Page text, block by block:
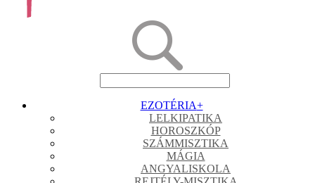
EZOTÉRIA+
LELKIPATIKA
HOROSZKÓP
SZÁMMISZTIKA
MÁGIA
ANGYALISKOLA